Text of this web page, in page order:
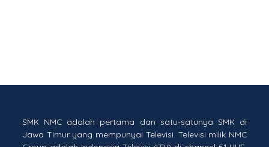
SMK NMC adalah pertama dan satu-satunya SMK di
Jawa Timur yang mempunyai Televisi. Televisi milik NMC